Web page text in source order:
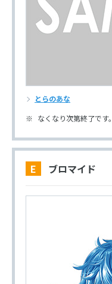
とらのあな
なくなり次第終了です。
E ブロマイド